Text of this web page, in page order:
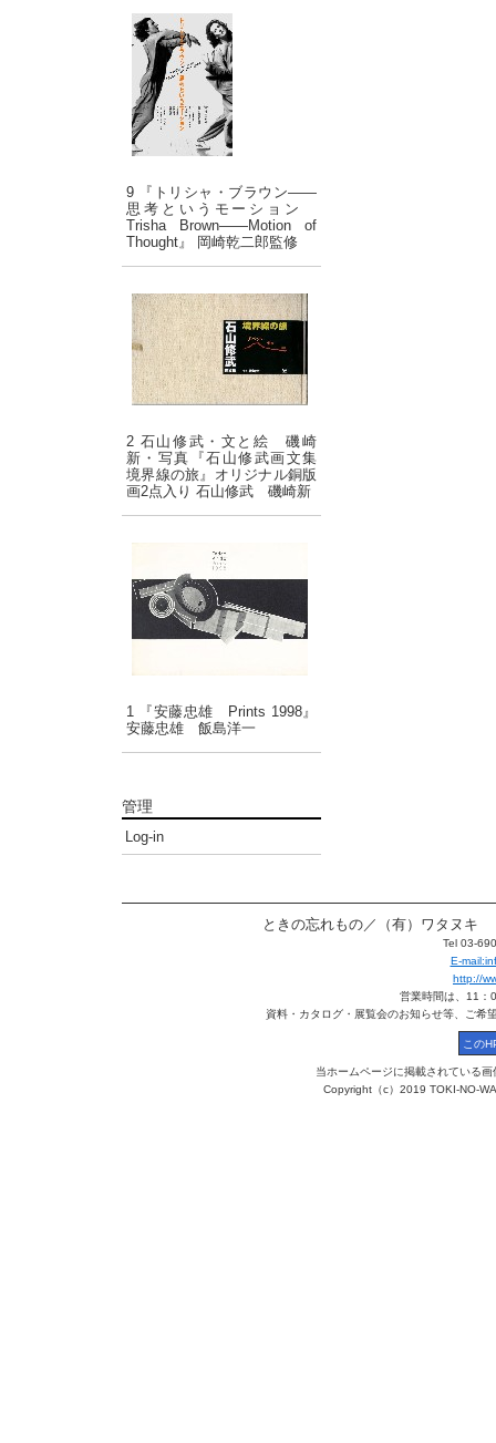
9 『トリシャ・ブラウン――
思考というモーション
Trisha Brown――Motion of
Thought』 岡崎乾二郎監修
2 石山修武・文と絵 磯崎
新・写真『石山修武画文集
境界線の旅』オリジナル銅版
画2点入り 石山修武 磯崎新
1 『安藤忠雄 Prints 1998』
安藤忠雄 飯島洋一
管理
Log-in
ときの忘れもの／（有）ワタヌキ
Tel 03-
E-
http://
営業時間は、11：
資料・カタログ・展覧会のお知らせ等、ご希
当ホームページに掲載されている
Copyright（c）2019 TOKI-NO-